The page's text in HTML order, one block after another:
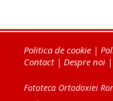
Politica de cookie |
Contact| Despre noi
Fototeca Ortodoxiei